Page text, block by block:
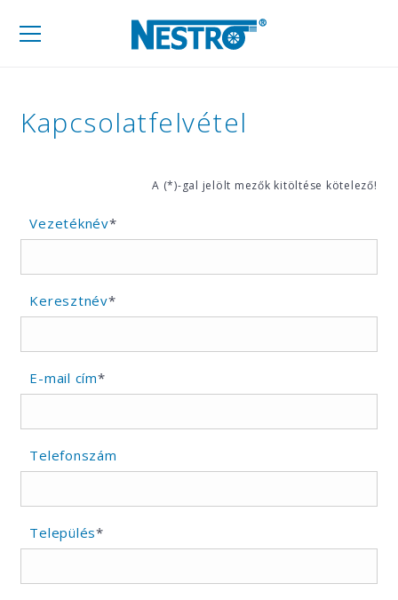
Mobil
Kapcsolatfelvétel
A (*)-gal jelölt mezők kitöltése kötelező!
Vezetéknév*
Keresztnév*
E-mail cím*
Telefonszám
Település*